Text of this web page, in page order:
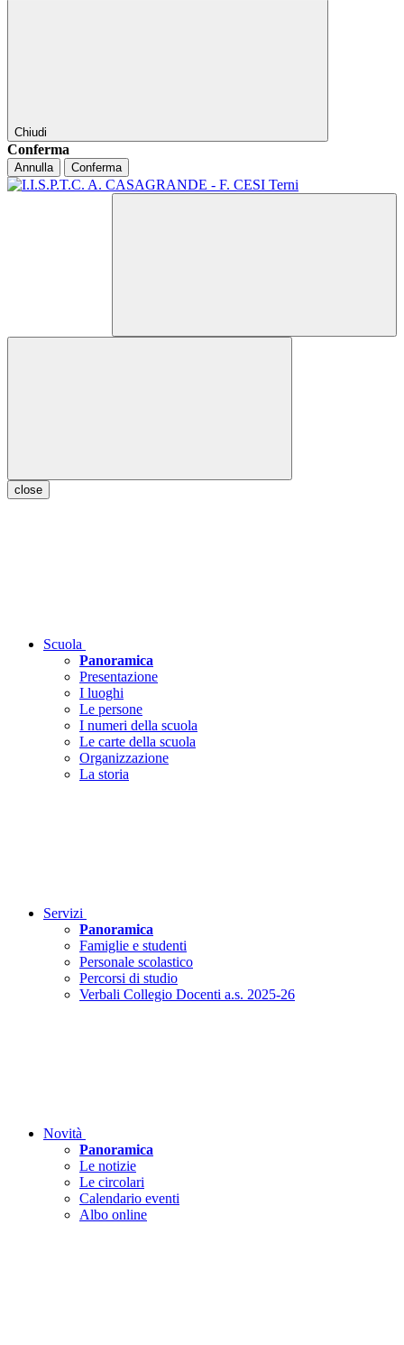
Chiudi
Conferma
Annulla Conferma
close
Scuola
Panoramica
Presentazione
I luoghi
Le persone
I numeri della scuola
Le carte della scuola
Organizzazione
La storia
Servizi
Panoramica
Famiglie e studenti
Personale scolastico
Percorsi di studio
Verbali Collegio Docenti a.s. 2025-26
Novità
Panoramica
Le notizie
Le circolari
Calendario eventi
Albo online